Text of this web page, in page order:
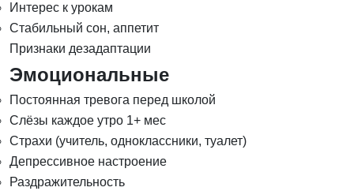
Интерес к урокам
Стабильный сон, аппетит
Признаки дезадаптации
Эмоциональные
Постоянная тревога перед школой
Слёзы каждое утро 1+ мес
Страхи (учитель, одноклассники, туалет)
Депрессивное настроение
Раздражительность